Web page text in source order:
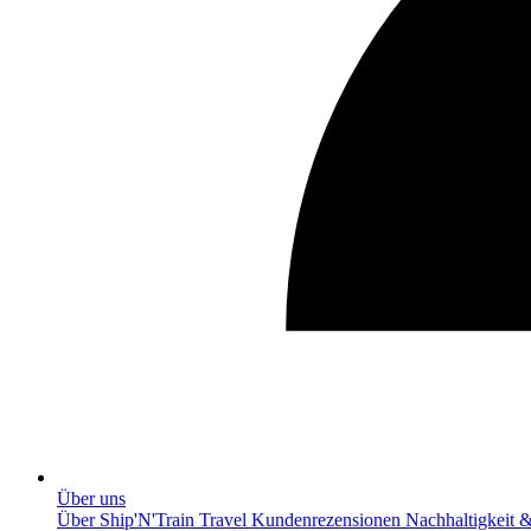
Über uns
Über Ship'N'Train Travel Kundenrezensionen Nachhaltigkeit